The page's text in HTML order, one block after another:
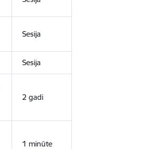
Sesija
Sesija
2 gadi
1 minūte